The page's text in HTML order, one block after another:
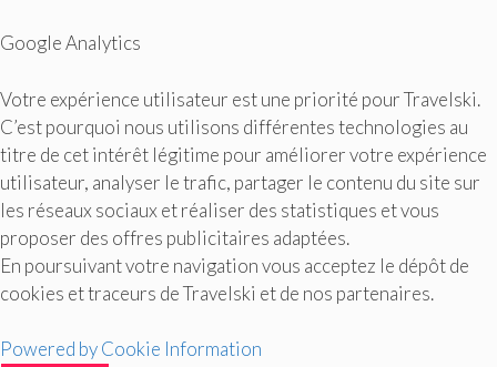
Google Analytics
Votre expérience utilisateur est une priorité pour Travelski.
C’est pourquoi nous utilisons différentes technologies au
titre de cet intérêt légitime pour améliorer votre expérience
utilisateur, analyser le trafic, partager le contenu du site sur
les réseaux sociaux et réaliser des statistiques et vous
proposer des offres publicitaires adaptées.
En poursuivant votre navigation vous acceptez le dépôt de
cookies et traceurs de Travelski et de nos partenaires.
Powered by Cookie Information